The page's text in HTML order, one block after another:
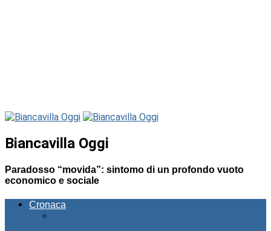
Biancavilla Oggi
Paradosso “movida”: sintomo di un profondo vuoto
economico e sociale
Cronaca